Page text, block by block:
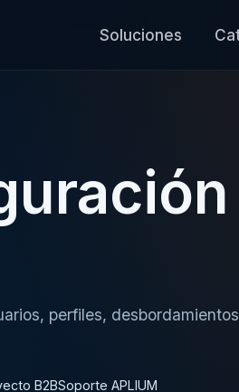
Soluciones
perfiles,
B2BSoporte APLIUM